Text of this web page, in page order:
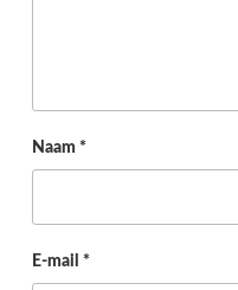
Naam *
E-mail *